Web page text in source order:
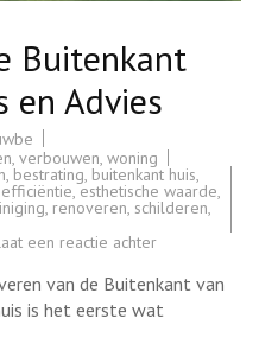
Buitenkant
en Advies
, verbouwen, woning
, bestrating, buitenkant huis,
,esthetische waarde,
, renoveren, schilderen,
een reactie achterop
van
de
Buitenkant
van de Buitenkant van
is het eerste wat